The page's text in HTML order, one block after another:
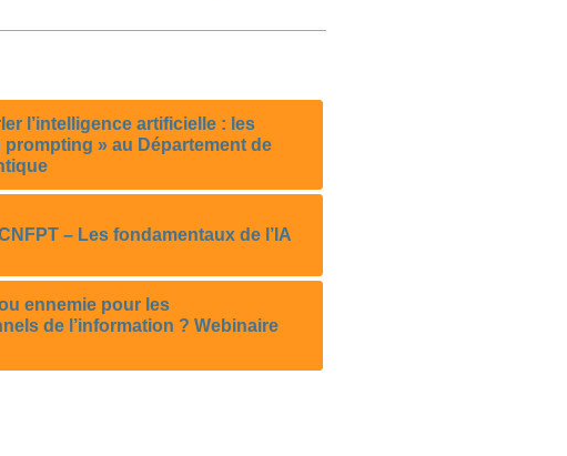
l’intelligence artificielle : les
» au Département de
– Les fondamentaux de l’IA
ou ennemie pour les
de l’information ? Webinaire